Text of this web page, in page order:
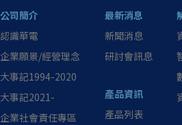
公司簡介
認識華電
企業願景/經營理念
大事記1994-2020
大事記2021-
企業社會責任專區
最新消息
新聞消息
研討會訊息
產品資訊
產品列表